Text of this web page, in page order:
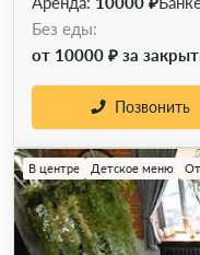
Без еды:
от 10000 ₽ за
Позвонить
В центре Детское меню